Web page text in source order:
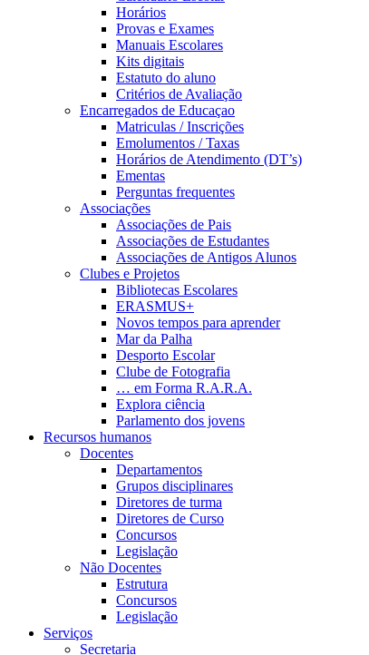
Horários
Provas e Exames
Manuais Escolares
Kits digitais
Estatuto do aluno
Critérios de Avaliação
Encarregados de Educaçao
Matriculas / Inscrições
Emolumentos / Taxas
Horários de Atendimento (DT’s)
Ementas
Perguntas frequentes
Associações
Associações de Pais
Associações de Estudantes
Associações de Antigos Alunos
Clubes e Projetos
Bibliotecas Escolares
ERASMUS+
Novos tempos para aprender
Mar da Palha
Desporto Escolar
Clube de Fotografia
… em Forma R.A.R.A.
Explora ciência
Parlamento dos jovens
Recursos humanos
Docentes
Departamentos
Grupos disciplinares
Diretores de turma
Diretores de Curso
Concursos
Legislação
Não Docentes
Estrutura
Concursos
Legislação
Serviços
Secretaria